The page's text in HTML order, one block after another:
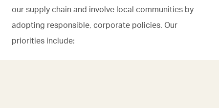
our supply chain and involve local communities by
adopting responsible, corporate policies. Our
priorities include: